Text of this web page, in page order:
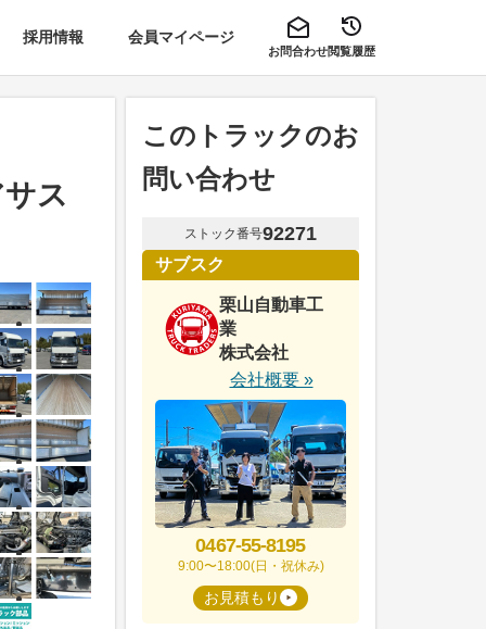
採用情報 会員マイページ
お問合わせ閲覧履歴
ス
このトラックのお
問い合わせ
ストック番号92271
サブスク
栗山自動車工
業
株式会社
会社概要 »
0467-55-8195
9:00〜18:00(日・祝休み)
お見積もり